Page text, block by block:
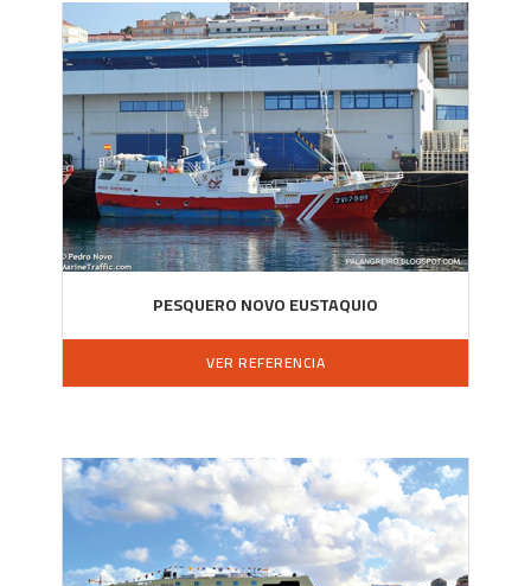
PESQUERO NOVO EUSTAQUIO
VER REFERENCIA